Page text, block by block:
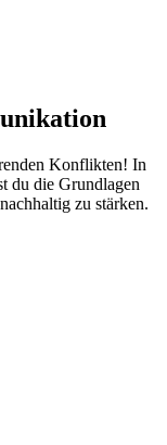
Konflikten! In
du die Grundlagen
zu stärken.